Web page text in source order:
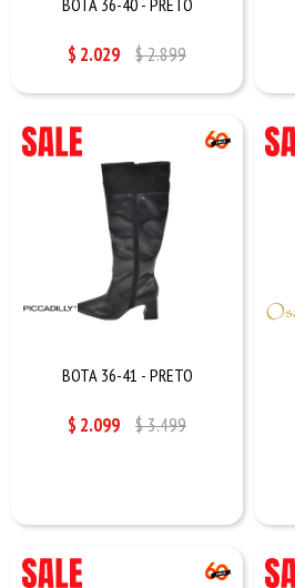
BOTA 36-40 - PRETO
$ 2.029 $2.899
BOTA 36-41 - PRETO
$ 2.099 $3.499